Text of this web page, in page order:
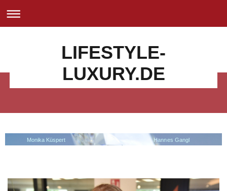
LIFESTYLE-
LUXURY.DE
Monika Küspert Hannes Gangl